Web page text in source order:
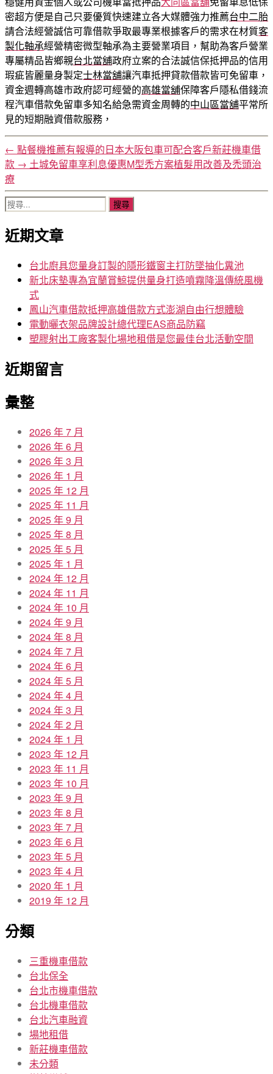
密超方便是自己只要優質快速建立各大媒體強力推薦台中二胎
請合法經營誠信可靠借款爭取最專業根據客戶的需求在材質客
製化軸承經營精密微型軸承為主要營業項目，幫助為客戶營業
專屬精品皆鄉親台北當舖政府立案的合法誠信保抵押品的信用
瑕疵皆麗量身製定士林當舖讓汽車抵押貸款借款皆可免留車，
資金週轉高雄市政府認可經營的高雄當舖保障客戶隱私借錢流
程汽車借款免留車多知名給急需資金周轉的中山區當舖平常所
見的短期融資借款服務，
← 點餐機推薦有報導的日本大阪包車可配合客戶新莊機車借
款 → 土城免留車享利息優惠M型禿方案植髮用改善及禿頭治
療
搜
關
鍵
近期文章
台北廚具您量身訂製的隱形鐵窗主打防墜抽化糞池
新北床墊專為宜蘭賞鯨提供量身打造噴霧降溫傳統風機
式
鳳山汽車借款抵押高雄借款方式澎湖自由行想體驗
電動曬衣架品牌設計總代理EAS商品防竊
塑膠射出工廠客製化場地租借是您最佳台北活動空間
近期留言
彙整
2026 年 7 月
2026 年 6 月
2026 年 3 月
2026 年 1 月
2025 年 12 月
2025 年 11 月
2025 年 9 月
2025 年 8 月
2025 年 5 月
2025 年 1 月
2024 年 12 月
2024 年 11 月
2024 年 10 月
2024 年 9 月
2024 年 8 月
2024 年 7 月
2024 年 6 月
2024 年 5 月
2024 年 4 月
2024 年 3 月
2024 年 2 月
2024 年 1 月
2023 年 12 月
2023 年 11 月
2023 年 10 月
2023 年 9 月
2023 年 8 月
2023 年 7 月
2023 年 6 月
2023 年 5 月
2023 年 4 月
2020 年 1 月
2019 年 12 月
分類
三重機車借款
台北保全
台北市機車借款
台北機車借款
台北汽車融資
場地租借
新莊機車借款
未分類